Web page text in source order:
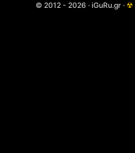
© 2012 - 2026 · iGuRu.gr · ☢